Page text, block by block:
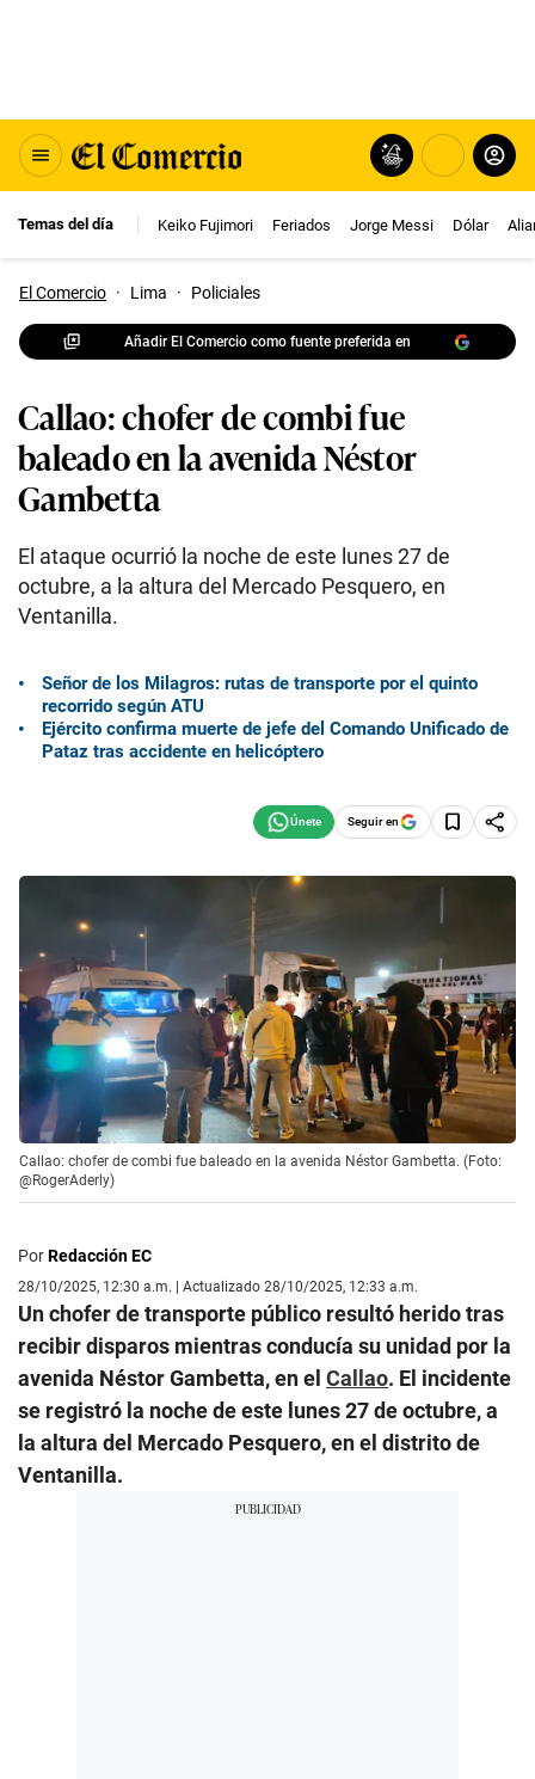
Temas del día Keiko Fujimori Feriados Jorge Messi Dólar
El Comercio · Lima · Policiales
Añadir El Comercio como fuente preferida en
Callao: chofer de combi fue
baleado en la avenida Néstor
Gambetta
El ataque ocurrió la noche de este lunes 27 de
octubre, a la altura del Mercado Pesquero, en
Ventanilla.
Señor de los Milagros: rutas de transporte por el quinto
recorrido según ATU
Ejército confirma muerte de jefe del Comando Unificado de
Pataz tras accidente en helicóptero
Seguir en
Callao: chofer de combi fue baleado en la avenida Néstor Gambetta. (Foto:
@RogerAderly)
PorRedacción EC
28/10/2025, 12:30 a.m. | Actualizado 28/10/2025, 12:33 a.m.
Un chofer de transporte público resultó herido tras
recibir disparos mientras conducía su unidad por la
avenida Néstor Gambetta, en el Callao. El incidente
se registró la noche de este lunes 27 de octubre, a
la altura del Mercado Pesquero, en el distrito de
Ventanilla.